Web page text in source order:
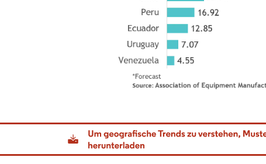
Bild © Mordor Intelligence. Wiederverwendung erfordert Namensnennung gemäß CC